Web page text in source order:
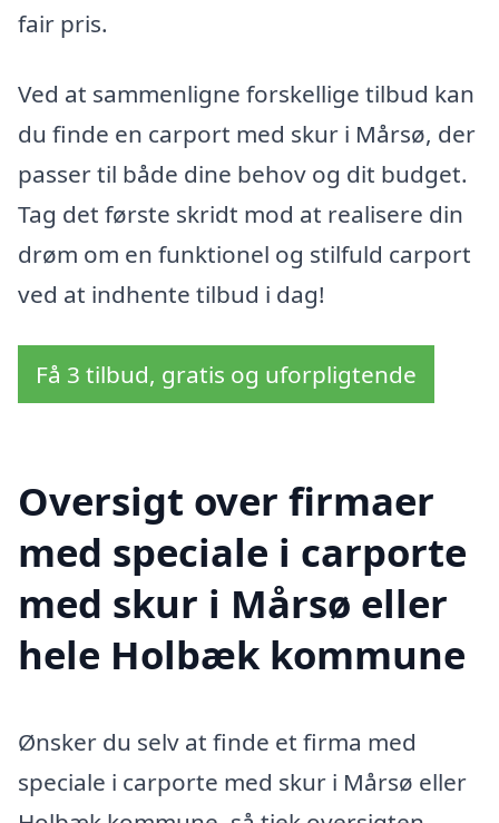
fair pris.
Ved at sammenligne forskellige tilbud kan
du finde en carport med skur i Mårsø, der
passer til både dine behov og dit budget.
Tag det første skridt mod at realisere din
drøm om en funktionel og stilfuld carport
ved at indhente tilbud i dag!
Få 3 tilbud, gratis og uforpligtende
Oversigt over firmaer
med speciale i carporte
med skur i Mårsø eller
hele Holbæk kommune
Ønsker du selv at finde et firma med
speciale i carporte med skur i Mårsø eller